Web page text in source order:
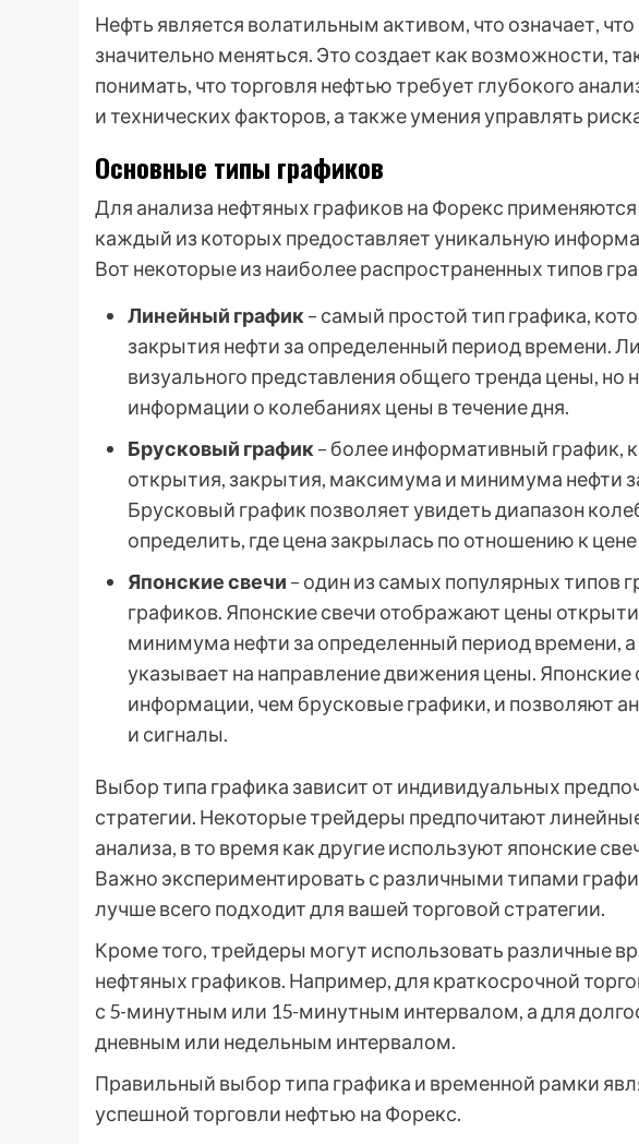
Нефть является волатильным активом, что означает,
значительно меняться. Это создает как возможности,
понимать, что торговля нефтью требует глубокого
и технических факторов, а также умения управлять
Основные типы графиков
Для анализа нефтяных графиков на Форекс
каждый из которых предоставляет уникальную
Вот некоторые из наиболее распространенных типов
Линейный график– самый простой тип графика,
закрытия нефти за определенный период времени.
визуального представления общего тренда цены, но
информации о колебаниях цены в течение дня.
Брусковый график– более информативный график,
открытия, закрытия, максимума и минимума нефти
Брусковый график позволяет увидеть диапазон
определить, где цена закрылась по отношению к
Японские свечи – один из самых популярных типов
графиков. Японские свечи отображают цены
минимума нефти за определенный период времени,
указывает на направление движения цены.
информации, чем брусковые графики, и позволяют
и сигналы.
Выбор типа графика зависит от индивидуальных
стратегии. Некоторые трейдеры предпочитают
анализа, в то время как другие используют японские
Важно экспериментировать с различными типами
лучше всего подходит для вашей торговой стратегии.
Кроме того, трейдеры могут использовать различные
нефтяных графиков. Например, для краткосрочной
с 5-минутным или 15-минутным интервалом, а для
дневным или недельным интервалом.
Правильный выбор типа графика и временной рамки
успешной торговли нефтью на Форекс.